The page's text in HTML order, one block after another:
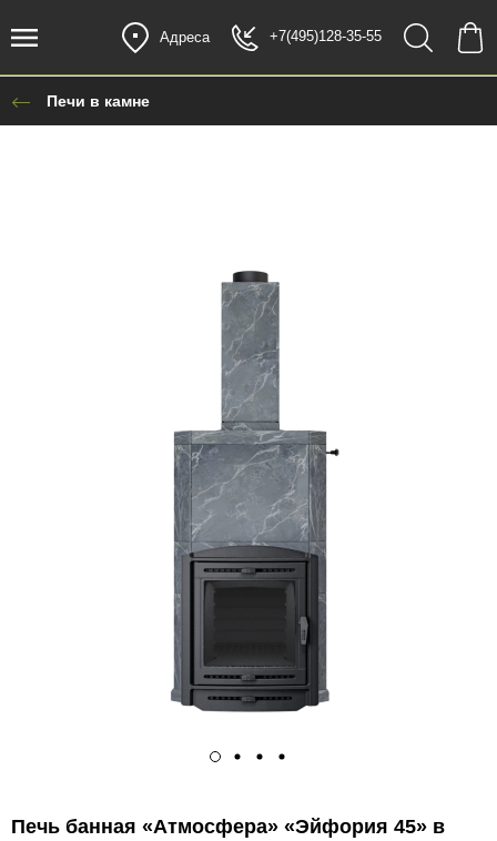
Адреса +7(495)128-35-55
Печи в камне
Печь банная «Атмосфера» «Эйфория 45» в